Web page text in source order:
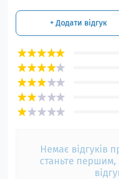
+ Додати відгук
Немає відгуків
станьте першим,